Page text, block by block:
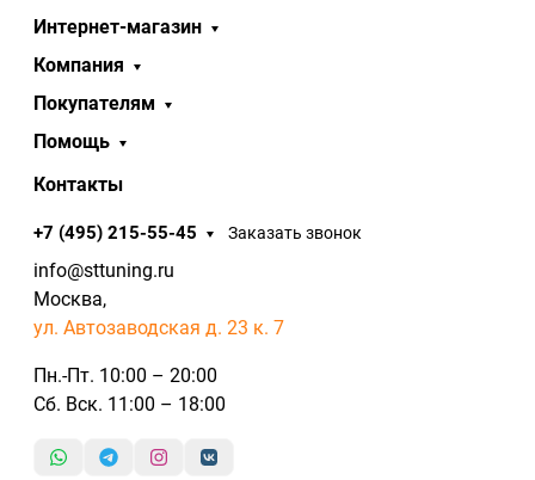
Интернет-магазин
Компания
Покупателям
Помощь
Контакты
+7 (495) 215-55-45 Заказать звонок
info@sttuning.ru
Москва,
ул. Автозаводская д. 23 к. 7
Пн.-Пт. 10:00 – 20:00
Сб. Вск. 11:00 – 18:00